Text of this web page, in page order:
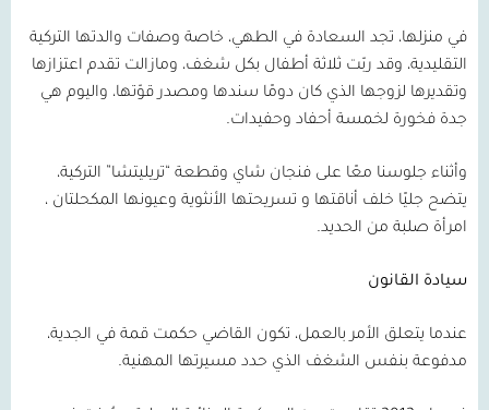
في منزلها، تجد السعادة في الطهي، خاصة وصفات والدتها التركية
التقليدية، وقد ربّت ثلاثة أطفال بكل شغف، ومازالت تقدم اعتزازها
وتقديرها لزوجها الذي كان دومًا سندها ومصدر قوّتها، واليوم هي
جدة فخورة لخمسة أحفاد وحفيدات.
وأثناء جلوسنا معًا على فنجان شاي وقطعة “تريليتشا” التركية،
يتضح جليًا خلف أناقتها و تسريحتها الأنثوية وعيونها المكحلتان ،
امرأة صلبة من الحديد.
سيادة القانون
عندما يتعلق الأمر بالعمل، تكون القاضي حكمت قمة في الجدية،
مدفوعة بنفس الشغف الذي حدد مسيرتها المهنية.